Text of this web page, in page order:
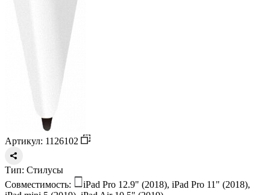
Артикул: 1126102
Тип: Стилусы
Совместимость:
iPad Pro 12.9" (2018), iPad Pro 11" (2018),